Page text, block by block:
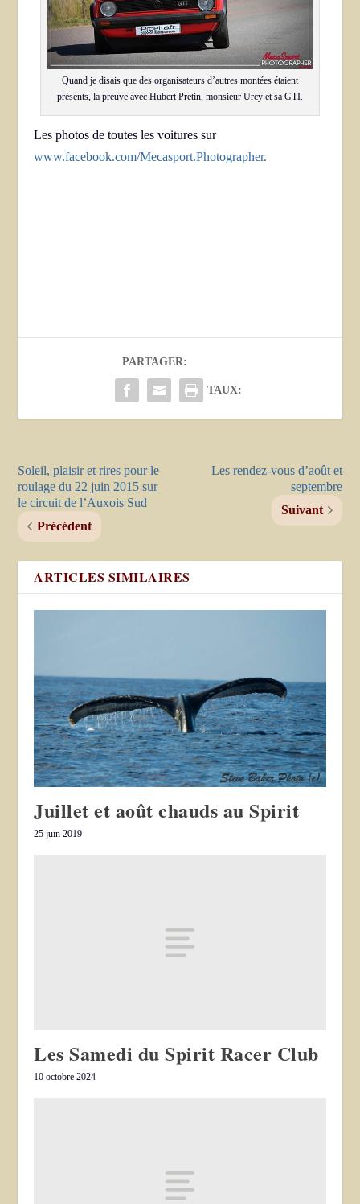
Quand je disais que des organisateurs d’autres montées étaient
présents, la preuve avec Hubert Pretin, monsieur Urcy et sa GTI.
Les photos de toutes les voitures sur
www.facebook.com/Mecasport.Photographer.
PARTAGER:
TAUX:
Soleil, plaisir et rires pour le
roulage du 22 juin 2015 sur
le circuit de l’Auxois Sud
Précédent
Les rendez-vous d’août et
septembre
Suivant
ARTICLES SIMILAIRES
Juillet et août chauds au Spirit
25 juin 2019
Les Samedi du Spirit Racer Club
10 octobre 2024